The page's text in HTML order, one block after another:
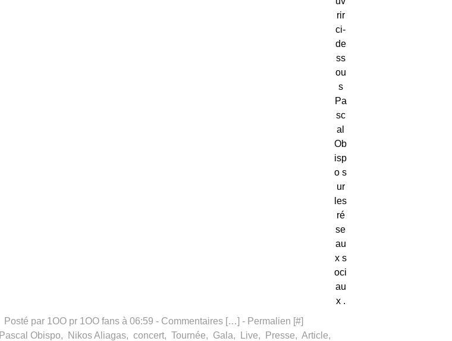
rir
ci-
de
ss
ou
s
Pa
sc
al
Ob
isp
o s
ur
les
ré
se
au
x s
oci
au
x .
Posté par 1OO pr 1OO fans à 06:59 - Commentaires […] - Permalien [#]
Pascal Obispo, Nikos Aliagas, concert, Tournée, Gala, Live, Presse, Article,